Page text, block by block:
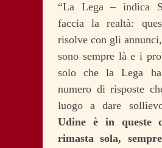
“La Lega – indica
faccia la realtà:
risolve con gli
sono sempre là e i
solo che la Lega
numero di risposte
luogo a dare
Udine è in queste
rimasta sola,